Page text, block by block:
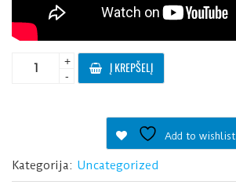
produkto
kiekis:
+
-
Į KREPŠELĮ
Add to wishlist
Kategorija: Uncategorized